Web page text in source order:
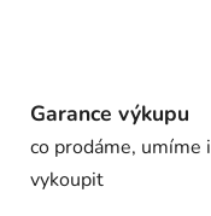
Garance výkupu
co prodáme, umíme i
vykoupit